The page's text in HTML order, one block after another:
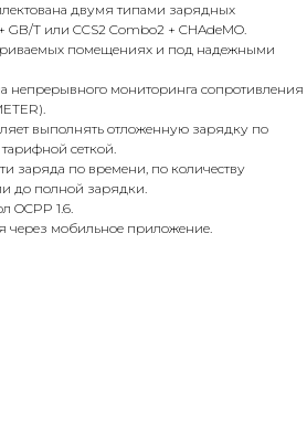
двумя типами зарядных
GB/T или CCS2 Combo2 + CHAdeMO.
помещениях и под надежными
непрерывного мониторинга сопротивления
выполнять отложенную зарядку по
тарифной сеткой.
заряда по времени, по количеству
до полной зарядки.
OCPP 1.6.
через мобильное приложение.